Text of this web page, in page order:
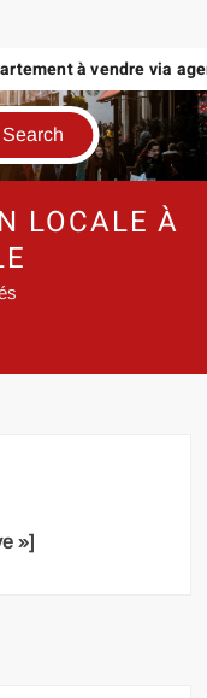
à vendre via
LOCALE À
»]